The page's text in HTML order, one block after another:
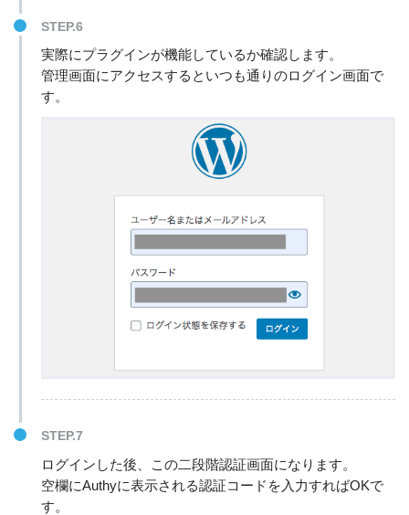
STEP.6
実際にプラグインが機能しているか確認します。
管理画面にアクセスするといつも通りのログイン画面で
す。
STEP.7
ログインした後、この二段階認証画面になります。
空欄にAuthyに表示される認証コードを入力すればOKで
す。